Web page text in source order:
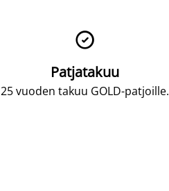

Patjatakuu
25 vuoden takuu GOLD-patjoille.